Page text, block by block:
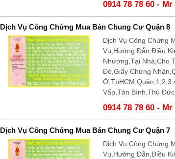
0914 78 78 60 -
Dịch Vụ Công Chứng Mua Bán Chung Cư Quận 8
Dịch Vụ Công Chứng
Vụ,Hướng Đẫn,Điều
Nhượng,Tại Nhà,Cho
Đỏ,Giấy Chứng
Vấp,Tân Bình,Thủ
0914 78 78 60 -
Dịch Vụ Công Chứng Mua Bán Chung Cư Quận 7
Dịch Vụ Công Chứng
Vụ,Hướng Đẫn,Điều